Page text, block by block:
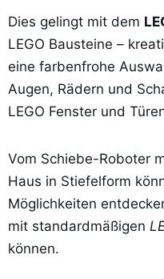
Dies gelingt mit dem
LEGO Bausteine –
eine farbenfrohe
Augen, Rädern und
LEGO Fenster und
Vom Schiebe-Roboter
Haus in Stiefelform
Möglichkeiten
mit standardmäßigen
können.